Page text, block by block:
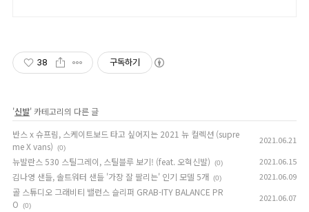
38 구독하기
'신발' 카테고리의 다른 글
반스 x 슈프림, 스케이트보드 타고 싶어지는 2021 뉴 컬렉션 (supre
me X vans)
(0)
2021.06.21
뉴발란스 530 스틸그레이, 스틸블루 보기! (feat. 오혁신발) (0) 2021.06.15
김나영 샌들, 솔트워터 샌들 '가장 잘 팔리는' 인기 모델 5개 (0) 2021.06.09
골 스튜디오 그래비티 밸런스 슬리퍼 GRAB-ITY BALANCE PR
O
(0)
2021.06.07